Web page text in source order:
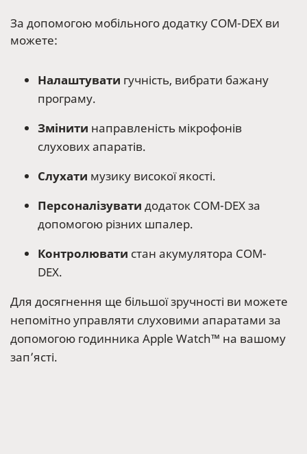
За допомогою мобільного додатку COM-DEX ви
можете:
Налаштувати гучність, вибрати бажану
програму.
Змінити направленість мікрофонів
слухових апаратів.
Слухати музику високої якості.
Персоналізувати додаток COM-DEX за
допомогою різних шпалер.
Контролювати стан акумулятора COM-
DEX.
Для досягнення ще більшої зручності ви можете
непомітно управляти слуховими апаратами за
допомогою годинника Apple Watch™ на вашому
зап’ясті.